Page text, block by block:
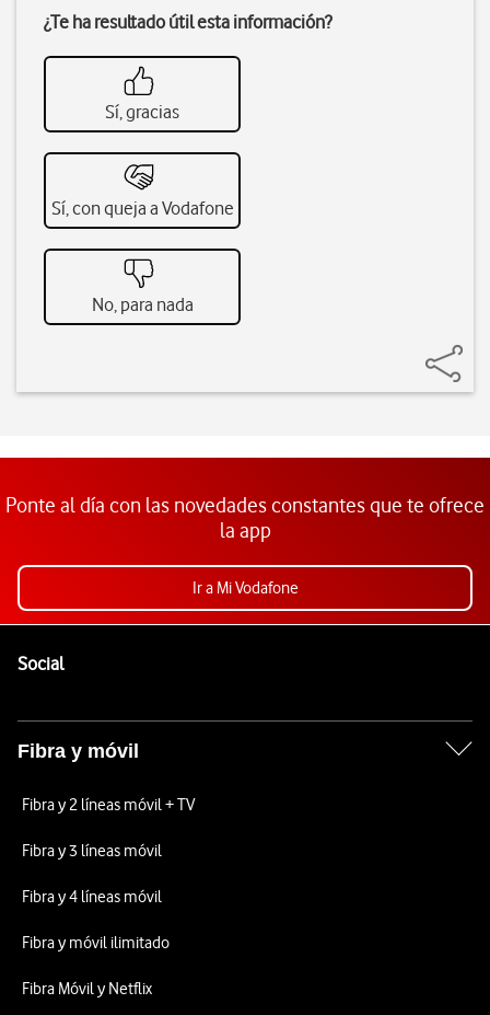
¿Te ha resultado útil esta información?
Sí, gracias
Sí, con queja a Vodafone
No, para nada
Ponte al día con las novedades constantes que te ofrece
la app
Ir a Mi Vodafone
SocialEnlaces a las redes sociales de Vodafone
Fibra y móvil
Fibra y 2 líneas móvil + TV
Fibra y 3 líneas móvil
Fibra y 4 líneas móvil
Fibra y móvil ilimitado
Fibra Móvil y Netflix